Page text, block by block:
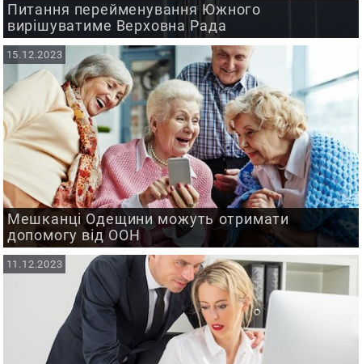
Питання перейменування Южного
вирішуватиме Верховна Рада
Мешканці Одещини можуть отримати
допомогу від ООН
15.12.2023
11.12.2023